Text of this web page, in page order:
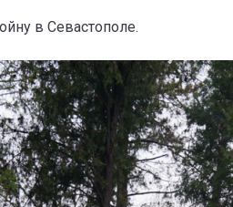
в Севастополе.